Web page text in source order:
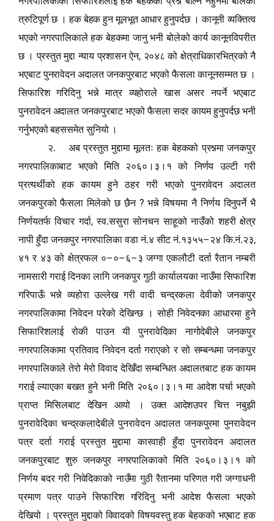
त्रुटिपूर्ण छ
। हक बेहक हुन मूलभूत आधार हुनुपर्दछ
। कानूनी व्यक्तित्व
भएको नगरपालिकाले हक बेहकमा जानु भनी बोलेको कार्य कानूनविपरीत
छ । प्रस्तुत मुद्दा न्याय प्रशासन ऐन, २०४८ को क्षेत्राधिकारभित्रको नै
भएबाट पुनरावेदन अदालत जनकपुरबाट भएको फैसला कानूनसम्मत छ ।
सिफारिश गरिदिनु भन्ने मात्र व्यहोराले खास असर नपर्ने भएबाट
पुनरावेदन अदालत जनकपुरबाट भएको फैसला सदर कायम हुनुपर्दछ भनी
गर्नुभएको बहससमेत सुनियो ।
२. अब प्रस्तुत मुद्दामा मूलतः हक बेहकको प्रश्नमा जनकपुर
नगरपालिकाबाट भएको मिति २०६०।३।१ को निर्णय उल्टी गरी
प्रत्यर्थीको हक कायम हुने ठहर गरी भएको पुनरावेदन अदालत
जनकपुरको फैसला मिलेको छ छैन ?भन्ने विषयमा नै निर्णय दिनुपर्ने भै
निर्णयतर्फ विचार गर्दा,स्व.ससुरा सोनचन साहूको नाउँको शहरी क्षेत्र
नापी हुँदा जनकपुर नगरपालिका वडा नं.४ सीट नं.१३५५–२४ कि.नं.२३,
४१ र ४३ को क्षेत्रफल ०–०–६–३ जग्गा एकलौटी दर्ता रैतान नम्बरी
नामसारी गराई दिनका लागि जनकपुर गुठी कार्यालयका नाउँमा सिफारिश
गरिपाऊँ भन्ने व्यहोरा उल्लेख गरी वादी चन्द्रकला देवीको जनकपुर
नगरपालिकामा निवेदन परेको देखिन्छ
। सोही निवेदनका आधारमा हुने
सिफारिशलाई रोकी पाउन यी पुनरावेदिका नागोदेबीले जनकपुर
नगरपालिकामा प्रतिवाद निवेदन दर्ता गराएको र सो सम्बन्धमा जनकपुर
नगरपालिकाले तेरो मेरो विवाद देखिँदा सम्बन्धित अदालतबाट हक कायम
गराई ल्याएका बखत हुने भनी मिति २०६०।३।१ मा आदेश पर्चा भएको
प्राप्त मिसिलबाट देखिन आयो
। उक्त आदेशउपर चित्त नबुझी
पुनरावेदिका चन्द्रकलादेबीले पुनरावेदन अदालत जनकपुरमा पुनरावेदन
पत्र दर्ता गराई प्रस्तुत मुद्दामा कारवाही हुँदा पुनरावेदन अदालत
जनकपुरबाट शुरु जनकपुर नगरपालिकाको मिति २०६०।३।१ को
निर्णय बदर गरी निवेदिकाको नाउँमा गुठी रैतानमा परिणत गरी जग्गाधनी
प्रमाण पत्र पाउने सिफारिश गरिदिनु भनी आदेश फैसला भएको
देखियो
। प्रस्तुत मुद्दाको विवादको विषयवस्तु हक बेहकको भएबाट हक